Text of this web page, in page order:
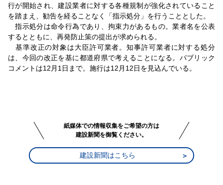
行が開始され、建設業者に対する各種規制が強化されていること
を踏まえ、勧告を経ることなく「指示処分」を行うこととした。
指示処分は命令行為であり、拘束力があるもの。業者名を公表
するとともに、再発防止策の提出が求められる。
基準改正の対象は大臣許可業者。知事許可業者に対する処分
は、今回の改正を基に都道府県で考えることになる。パブリック
コメントは12月1日まで。施行は12月12日を見込んでいる。
紙媒体での情報収集をご希望の方は
建設新聞を御覧ください。
建設新聞はこちら